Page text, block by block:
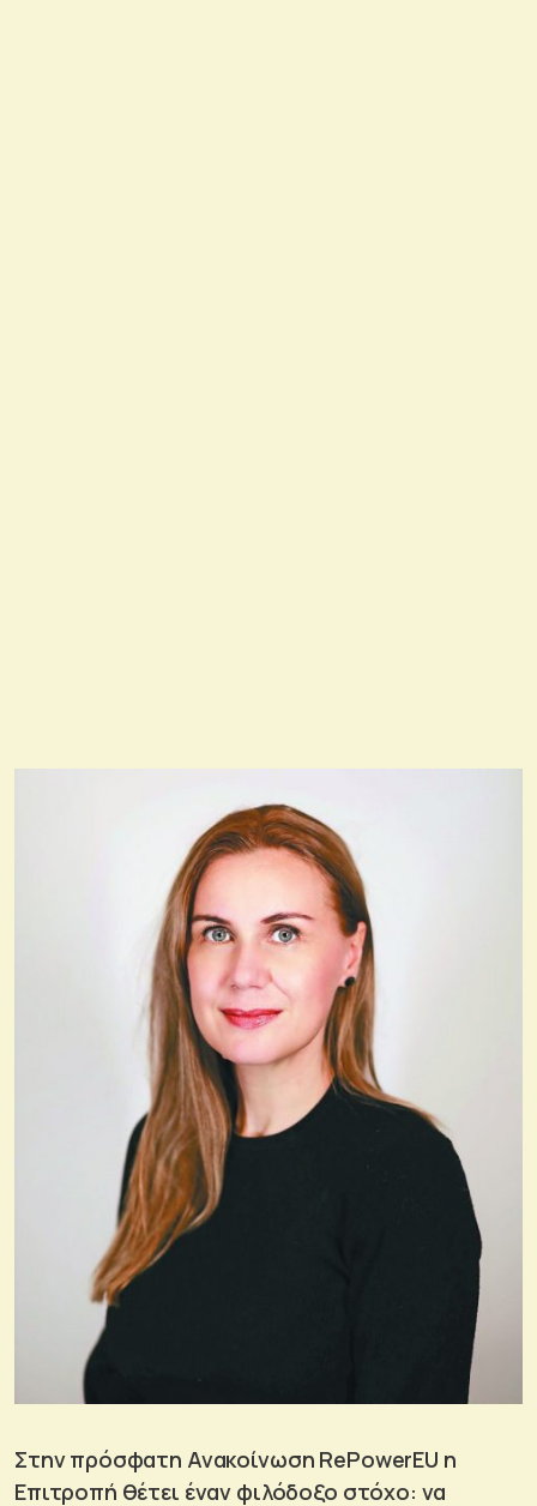
Στην πρόσφατη Ανακοίνωση RePowerEU η
Επιτροπή θέτει έναν φιλόδοξο στόχο: να